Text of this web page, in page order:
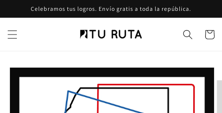
directamente
al contenido
Celebramos tus logros. Envío gratis a toda la república.
Carrito
directamente
a la